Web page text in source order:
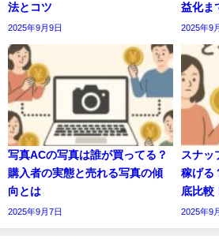
法とコツ
2025年9月9日
益化ま
2025年9
写真ACの写真は誰が買ってる？
購入者の実態と売れる写真の傾
向とは
2025年9月7日
スナッ
稼げる
底比較
2025年9